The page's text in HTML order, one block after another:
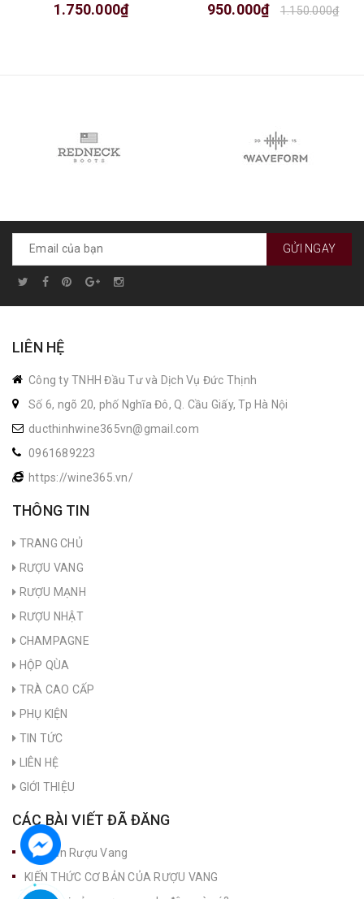
1.750.000₫ 950.000₫ 1.150.000₫
GỬI NGAY
LIÊN HỆ
Công ty TNHH Đầu Tư và Dịch Vụ Đức Thịnh
Số 6, ngõ 20, phố Nghĩa Đô, Q. Cầu Giấy, Tp Hà Nội
ducthinhwine365vn@gmail.com
0961689223
https://wine365.vn/
THÔNG TIN
TRANG CHỦ
RƯỢU VANG
RƯỢU MẠNH
RƯỢU NHẬT
CHAMPAGNE
HỘP QÙA
TRÀ CAO CẤP
PHỤ KIỆN
TIN TỨC
LIÊN HỆ
GIỚI THIỆU
CÁC BÀI VIẾT ĐÃ ĐĂNG
Nút Bần Rượu Vang
KIẾN THỨC CƠ BẢN CỦA RƯỢU VANG